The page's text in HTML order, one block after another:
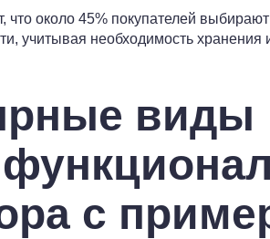
что около 45% покупателей
учитывая необходимость хранения
виды
с